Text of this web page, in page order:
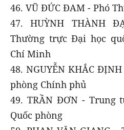
46. VŨ ĐỨC ĐAM - Phó
47. HUỲNH THÀNH
Thường trực Đại học
Chí Minh
48. NGUYỄN KHẮC
phòng Chính phủ
49. TRẦN ĐƠN - Trung
Quốc phòng